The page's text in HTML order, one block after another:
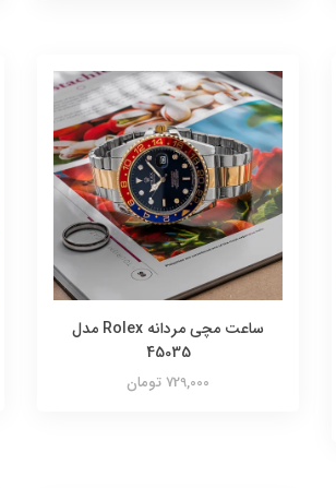
ساعت مچی مردانه Rolex مدل
45035
729,000 تومان